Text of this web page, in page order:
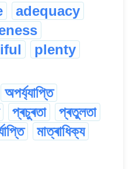
adequacy
plenty
অপৰ্য্যাপ্তি
প্ৰচুৰতা
প্ৰতুলতা
মাত্ৰাধিক্য